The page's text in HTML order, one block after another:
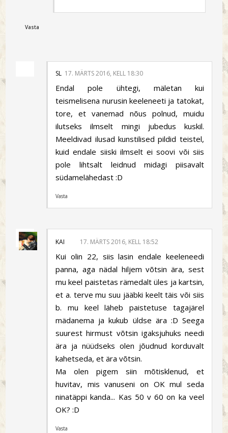
Vasta
SL 17. MÄRTS 2016, KELL 18:30
Endal pole ühtegi, mäletan kui
teismelisena nurusin keeleneeti ja tatokat,
tore, et vanemad nõus polnud, muidu
ilutseks ilmselt mingi jubedus kuskil.
Meeldivad ilusad kunstilised pildid teistel,
kuid endale siiski ilmselt ei soovi või siis
pole lihtsalt leidnud midagi piisavalt
südamelähedast :D
Vasta
KAI 17. MÄRTS 2016, KELL 18:52
Kui olin 22, siis lasin endale keeleneedi
panna, aga nädal hiljem võtsin ära, sest
mu keel paistetas rämedalt üles ja kartsin,
et a. terve mu suu jääbki keelt täis või siis
b. mu keel läheb paistetuse tagajärel
mädanema ja kukub üldse ära :D Seega
suurest hirmust võtsin igaksjuhuks needi
ära ja nüüdseks olen jõudnud korduvalt
kahetseda, et ära võtsin.
Ma olen pigem siin mõtisklenud, et
huvitav, mis vanuseni on OK mul seda
ninatäppi kanda... Kas 50 v 60 on ka veel
OK? :D
Vasta